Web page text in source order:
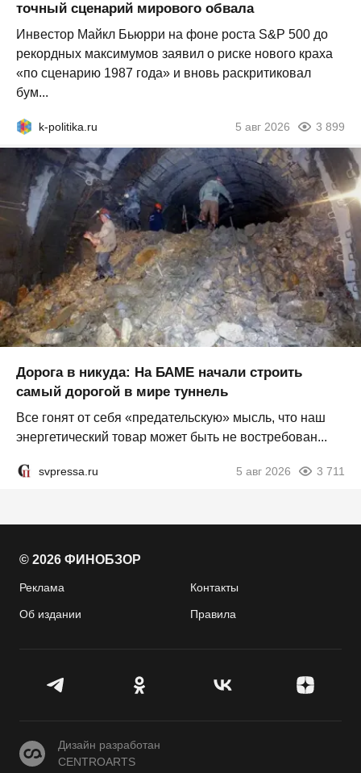
точный сценарий мирового обвала
Инвестор Майкл Бьюрри на фоне роста S&P 500 до
рекордных максимумов заявил о риске нового краха
«по сценарию 1987 года» и вновь раскритиковал
бум...
k-politika.ru 5 авг 2026 3 899
Дорога в никуда: На БАМЕ начали строить
самый дорогой в мире туннель
Все гонят от себя «предательскую» мысль, что наш
энергетический товар может быть не востребован...
svpressa.ru 5 авг 2026 3 711
© 2026 ФИНОБЗОР
Реклама Контакты
Об издании Правила
CENTROARTS